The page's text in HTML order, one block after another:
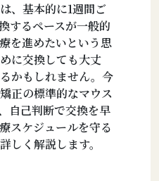
、基本的に1週間ご
するペースが一般的
を進めたいという思
に交換しても大丈
かもしれません。今
正の標準的なマウス
自己判断で交換を早
スケジュールを守る
しく解説します。